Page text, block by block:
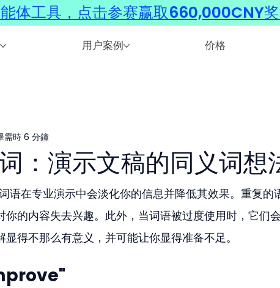
用户案例 价格
：演示文稿的同义词想
需時 6 分鐘
语在专业演示中会淡化你的信息并降低其效果。重复的
的内容失去兴趣。此外，当词语被过度使用时，它们
得不那么有意义，并可能让你显得准备不足。
体工具，点击参赛赢取660,000CNY